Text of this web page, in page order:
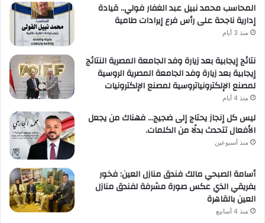
المحاسب محمد نبيل عبد الغفار فولي.. قيادة
إدارية ناجحة على رأس فرع إيرادات طامية
منذ 3 أيام
نتائج إيجابية بعد زيارة وفد الجامعة المصرية النتائج
إيجابية بعد زيارة وفد الجامعة المصرية الروسية
لمصنع الإلكترونياتروسية لمصنع الإلكترونيات
منذ 4 أيام
ليس كل إنجاز يحتاج إلى ضجيج… فهناك من يجعل
الأفعال تتحدث بدلًا من الكلمات.
منذ أسبوعين
أسامة الصبحي مالك فندق منازل العين: فخور
بفريقي الذي عكس صورة مشرفة لفندق منازل
العين بالقاهرة
منذ 4 أسابيع